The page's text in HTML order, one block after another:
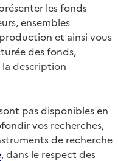
les fonds
ensembles
et ainsi vous
des fonds,
description
pas disponibles en
vos recherches,
de recherche
, dans le respect des